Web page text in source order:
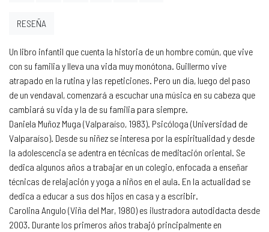
Un libro infantil que cuenta la historia de un hombre común, que vive
con su familia y lleva una vida muy monótona. Guillermo vive
atrapado en la rutina y las repeticiones. Pero un día, luego del paso
de un vendaval, comenzará a escuchar una música en su cabeza que
cambiará su vida y la de su familia para siempre.
Daniela Muñoz Muga (Valparaíso, 1983). Psicóloga (Universidad de
Valparaíso). Desde su niñez se interesa por la espiritualidad y desde
la adolescencia se adentra en técnicas de meditación oriental. Se
dedica algunos años a trabajar en un colegio, enfocada a enseñar
técnicas de relajación y yoga a niños en el aula. En la actualidad se
dedica a educar a sus dos hijos en casa y a escribir.
Carolina Angulo (Viña del Mar, 1980) es ilustradora autodidacta desde
2003. Durante los primeros años trabajó principalmente en
RESEÑA